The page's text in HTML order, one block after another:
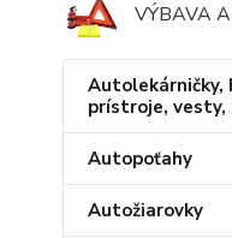
VÝBAVA
Autolekárničky,
prístroje,
Autopoťahy
Autožiarovky